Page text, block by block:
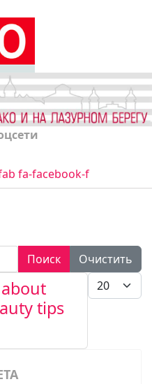
fa-facebook-f
Поиск
Очистить
Кол-во
tips